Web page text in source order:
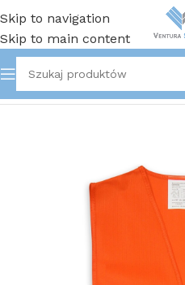
Skip to navigation
Skip to main content
Strona główna